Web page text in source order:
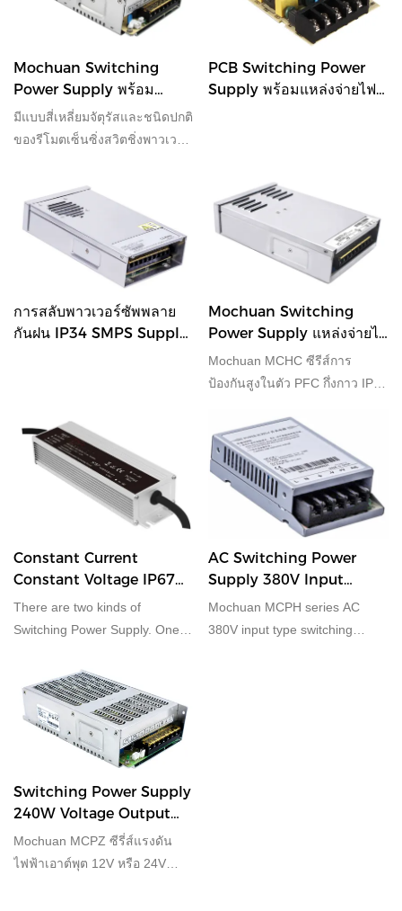
Mochuan Switching
Power Supply พร้อม
เอาต์พุตสัญญาณ DC OK ใน
ตัว
มีแบบสี่เหลี่ยมจัตุรัสและชนิดปกติ
ของรีโมตเซ็นซิ่งสวิตชิ่งพาวเวอร์
PCB Switching Power
Supply พร้อมแหล่งจ่ายไฟ
การสลับพาวเวอร์ซัพพลาย
กันฝน IP34 SMPS Supply
Mochuan Switching
Power Supply แหล่งจ่ายไฟ
PFC การป้องกันสูง 400W
Mochuan MCHC ซีรีส์การ
ป้องกันสูงในตัว PFC กึ่งกาว IP34
สวิตช์รองรับ 400W สำหรับการ
เลือก
Constant Current
Constant Voltage IP67
Waterproof Switching
Power Supply
There are two kinds of
Switching Power Supply. One is
series, with 60W 100W 120W
150W 200W 320W 350W 400W
and 600W IP67 Constant
current mode +constant voltage
mode output waterproof
switching power supply for
selection. Built-in PFC is
AC Switching Power
Supply 380V Input
Function Type Power
Supply
Mochuan MCPH series AC
380V input type switching
Switching Power Supply
240W Voltage Output
Switch Mode Power
Supply
Mochuan MCPZ ซีรี่ส์แรงดัน
ไฟฟ้าเอาต์พุต 12V หรือ 24V